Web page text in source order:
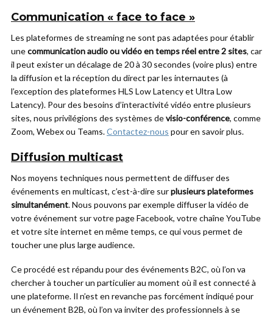
Communication « face to face »
Les plateformes de streaming ne sont pas adaptées pour établir
unecommunication audio ou vidéo en temps réel entre 2 sites, car
il peut exister un décalage de 20 à 30 secondes (voire plus) entre
la diffusion et la réception du direct par les internautes (à
l’exception des plateformes HLS Low Latency et Ultra Low
Latency). Pour des besoins d’interactivité vidéo entre plusieurs
sites, nous privilégions des systèmes devisio-conférence, comme
Zoom, Webex ou Teams.Contactez-nous pour en savoir plus.
Diffusion multicast
Nos moyens techniques nous permettent de diffuser des
événements en multicast, c’est-à-dire surplusieurs plateformes
simultanément. Nous pouvons par exemple diffuser la vidéo de
votre événement sur votre page Facebook, votre chaîne YouTube
et votre site internet en même temps, ce qui vous permet de
toucher une plus large audience.
Ce procédé est répandu pour des événements B2C, où l’on va
chercher à toucher un particulier au moment où il est connecté à
une plateforme. Il n’est en revanche pas forcément indiqué pour
un événement B2B, où l’on va inviter des professionnels à se